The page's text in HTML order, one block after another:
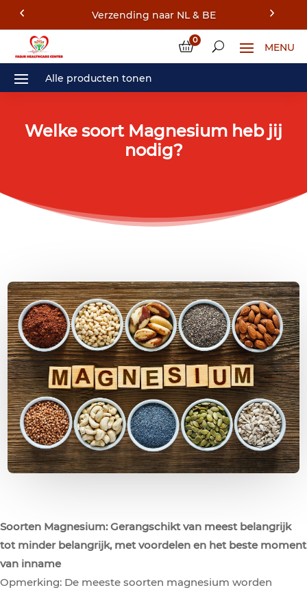
Verzending naar NL & BE
0
Welke soort Magnesium heb jij
nodig?
Soorten Magnesium: Gerangschikt van meest belangrijk
tot minder belangrijk, met voordelen en het beste moment
van inname
Opmerking: De meeste soorten magnesium worden